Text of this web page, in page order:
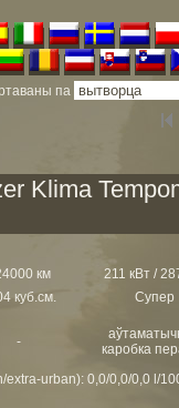
па
Klima
км 211 кВт /
куб.см. Супер
-
каробка
urban): 0,0/0,0/0,0 l/